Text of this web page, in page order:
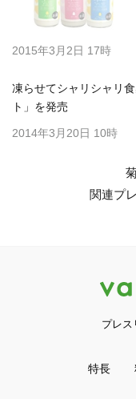
2015年3月2日 17時
凍らせてシャリシャリ
ト」を発売
2014年3月20日 10時
関連プ
プレス
特長